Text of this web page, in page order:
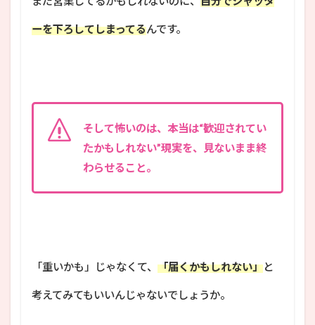
ーを下ろしてしまってるんです。
そして怖いのは、本当は“歓迎されてい
たかもしれない”現実を、見ないまま終
わらせること。
「重いかも」じゃなくて、 「届くかもしれない」と
考えてみてもいいんじゃないでしょうか。